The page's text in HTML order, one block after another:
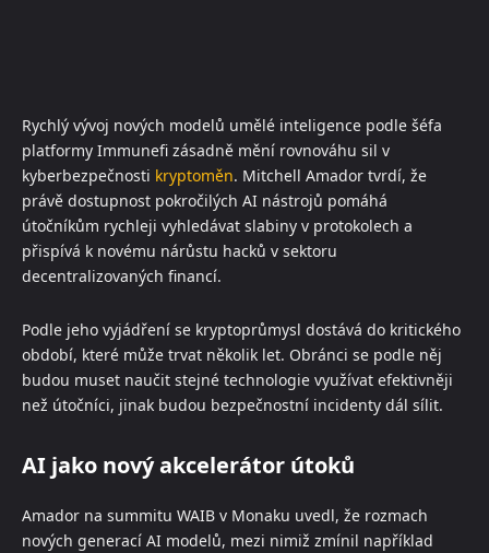
Rychlý vývoj nových modelů umělé inteligence podle šéfa
platformy Immunefi zásadně mění rovnováhu sil v
kyberbezpečnosti kryptoměn. Mitchell Amador tvrdí, že
právě dostupnost pokročilých AI nástrojů pomáhá
útočníkům rychleji vyhledávat slabiny v protokolech a
přispívá k novému nárůstu hacků v sektoru
decentralizovaných financí.
Podle jeho vyjádření se kryptoprůmysl dostává do kritického
období, které může trvat několik let. Obránci se podle něj
budou muset naučit stejné technologie využívat efektivněji
než útočníci, jinak budou bezpečnostní incidenty dál sílit.
AI jako nový akcelerátor útoků
Amador na summitu WAIB v Monaku uvedl, že rozmach
nových generací AI modelů, mezi nimiž zmínil například